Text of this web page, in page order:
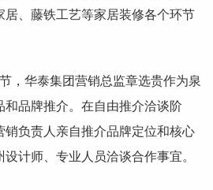
居、藤铁工艺等家居装修各个环节
华泰集团营销总监章选贵作为泉
品牌推介。在自由推介洽谈阶
销负责人亲自推介品牌定位和核心
计师、专业人员洽谈合作事宜。